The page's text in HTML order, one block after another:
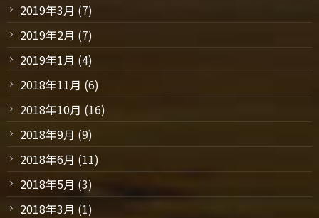
2019年3月 (7)
2019年2月 (7)
2019年1月 (4)
2018年11月 (6)
2018年10月 (16)
2018年9月 (9)
2018年6月 (11)
2018年5月 (3)
2018年3月 (1)